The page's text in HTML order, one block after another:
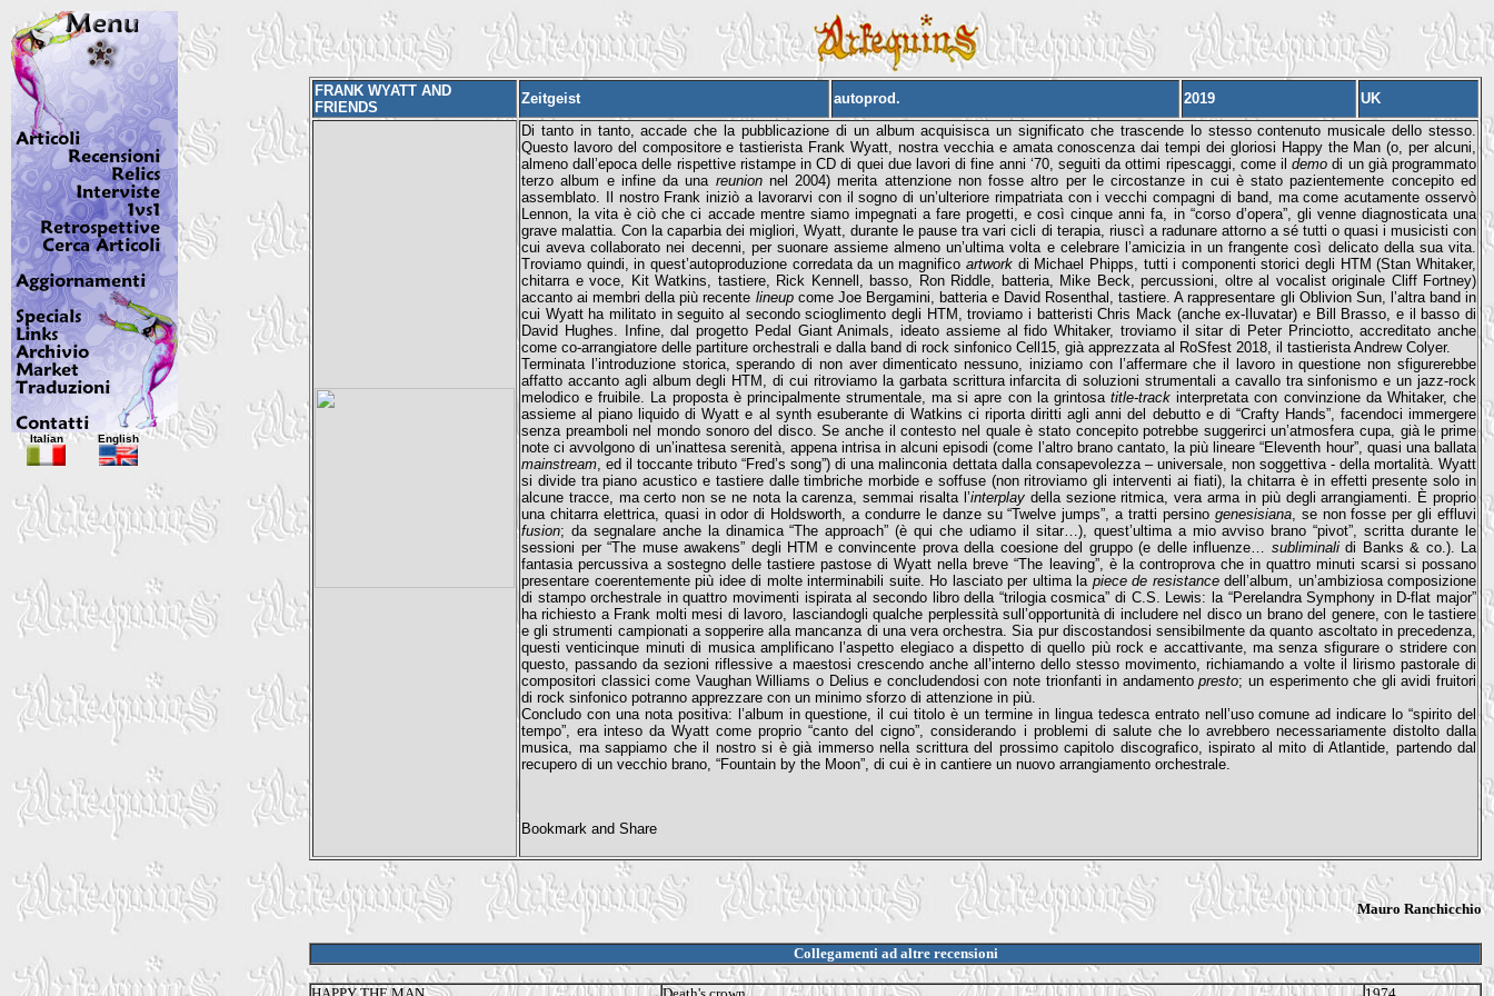
FRANK WYATT AND
FRIENDS
Zeitgeist autoprod. 2019
UK
Di tanto in tanto, accade che la pubblicazione di un album acquisisca un significato che trascende lo stesso contenuto musicale dello stesso.
Questo lavoro del compositore e tastierista Frank Wyatt, nostra vecchia e amata conoscenza dai tempi dei gloriosi Happy the Man (o, per alcuni,
almeno dall’epoca delle rispettive ristampe in CD di quei due lavori di fine anni ‘70, seguiti da ottimi ripescaggi, come ildemo di un già programmato
terzo album e infine da una reunionnel 2004) merita attenzione non fosse altro per le circostanze in cui è stato pazientemente concepito ed
assemblato. Il nostro Frank iniziò a lavorarvi con il sogno di un’ulteriore rimpatriata con i vecchi compagni di band, ma come acutamente osservò
Lennon, la vita è ciò che ci accade mentre siamo impegnati a fare progetti, e così cinque anni fa, in “corso d’opera”, gli venne diagnosticata una
grave malattia. Con la caparbia dei migliori, Wyatt, durante le pause tra vari cicli di terapia, riuscì a radunare attorno a sé tutti o quasi i musicisti con
cui aveva collaborato nei decenni, per suonare assieme almeno un’ultima volta e celebrare l’amicizia in un frangente così delicato della sua vita.
Troviamo quindi, in quest’autoproduzione corredata da un magnificoartwork di Michael Phipps, tutti i componenti storici degli HTM (Stan Whitaker,
chitarra e voce, Kit Watkins, tastiere, Rick Kennell, basso, Ron Riddle, batteria, Mike Beck, percussioni, oltre al vocalist originale Cliff Fortney)
accanto ai membri della più recente lineupcome Joe Bergamini, batteria e David Rosenthal, tastiere. A rappresentare gli Oblivion Sun, l’altra band in
cui Wyatt ha militato in seguito al secondo scioglimento degli HTM, troviamo i batteristi Chris Mack (anche ex-Iluvatar) e Bill Brasso, e il basso di
David Hughes. Infine, dal progetto Pedal Giant Animals, ideato assieme al fido Whitaker, troviamo il sitar di Peter Princiotto, accreditato anche
come co-arrangiatore delle partiture orchestrali e dalla band di rock sinfonico Cell15, già apprezzata al RoSfest 2018, il tastierista Andrew Colyer.
Terminata l’introduzione storica, sperando di non aver dimenticato nessuno, iniziamo con l’affermare che il lavoro in questione non sfigurerebbe
affatto accanto agli album degli HTM, di cui ritroviamo la garbata scrittura infarcita di soluzioni strumentali a cavallo tra sinfonismo e un jazz-rock
melodico e fruibile. La proposta è principalmente strumentale, ma si apre con la grintosatitle-track interpretata con convinzione da Whitaker, che
assieme al piano liquido di Wyatt e al synth esuberante di Watkins ci riporta diritti agli anni del debutto e di “Crafty Hands”, facendoci immergere
senza preamboli nel mondo sonoro del disco. Se anche il contesto nel quale è stato concepito potrebbe suggerirci un’atmosfera cupa, già le prime
note ci avvolgono di un’inattesa serenità, appena intrisa in alcuni episodi (come l’altro brano cantato, la più lineare “Eleventh hour”, quasi una ballata
mainstream, ed il toccante tributo “Fred’s song”) di una malinconia dettata dalla consapevolezza – universale, non soggettiva - della mortalità. Wyatt
si divide tra piano acustico e tastiere dalle timbriche morbide e soffuse (non ritroviamo gli interventi ai fiati), la chitarra è in effetti presente solo in
alcune tracce, ma certo non se ne nota la carenza, semmai risalta l’interplaydella sezione ritmica, vera arma in più degli arrangiamenti. È proprio
una chitarra elettrica, quasi in odor di Holdsworth, a condurre le danze su “Twelve jumps”, a tratti persino genesisiana, se non fosse per gli effluvi
fusion; da segnalare anche la dinamica “The approach” (è qui che udiamo il sitar…), quest’ultima a mio avviso brano “pivot”, scritta durante le
sessioni per “The muse awakens” degli HTM e convincente prova della coesione del gruppo (e delle influenze… subliminalidi Banks & co.). La
fantasia percussiva a sostegno delle tastiere pastose di Wyatt nella breve “The leaving”, è la controprova che in quattro minuti scarsi si possano
presentare coerentemente più idee di molte interminabili suite. Ho lasciato per ultima la piece de resistancedell’album, un’ambiziosa composizione
di stampo orchestrale in quattro movimenti ispirata al secondo libro della “trilogia cosmica” di C.S. Lewis: la “Perelandra Symphony in D-flat major”
ha richiesto a Frank molti mesi di lavoro, lasciandogli qualche perplessità sull’opportunità di includere nel disco un brano del genere, con le tastiere
e gli strumenti campionati a sopperire alla mancanza di una vera orchestra. Sia pur discostandosi sensibilmente da quanto ascoltato in precedenza,
questi venticinque minuti di musica amplificano l’aspetto elegiaco a dispetto di quello più rock e accattivante, ma senza sfigurare o stridere con
questo, passando da sezioni riflessive a maestosi crescendo anche all’interno dello stesso movimento, richiamando a volte il lirismo pastorale di
compositori classici come Vaughan Williams o Delius e concludendosi con note trionfanti in andamentopresto; un esperimento che gli avidi fruitori
di rock sinfonico potranno apprezzare con un minimo sforzo di attenzione in più.
Concludo con una nota positiva: l’album in questione, il cui titolo è un termine in lingua tedesca entrato nell’uso comune ad indicare lo “spirito del
tempo”, era inteso da Wyatt come proprio “canto del cigno”, considerando i problemi di salute che lo avrebbero necessariamente distolto dalla
musica, ma sappiamo che il nostro si è già immerso nella scrittura del prossimo capitolo discografico, ispirato al mito di Atlantide, partendo dal
recupero di un vecchio brano, “Fountain by the Moon”, di cui è in cantiere un nuovo arrangiamento orchestrale.
Mauro Ranchicchio
Collegamenti ad altre recensioni
Italian English